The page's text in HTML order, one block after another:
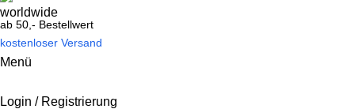
ab 50,- Bestellwert
kostenloser Versand
Menü
Login / Registrierung